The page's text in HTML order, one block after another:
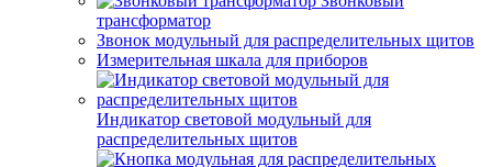
трансформатор
Звонок модульный для распределительных щитов
Измерительная шкала для приборов
Индикатор световой модульный для
распределительных щитов